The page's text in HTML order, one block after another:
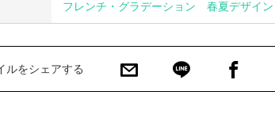
フレンチ・グラデーション
春夏デザイン
ルをシェアする